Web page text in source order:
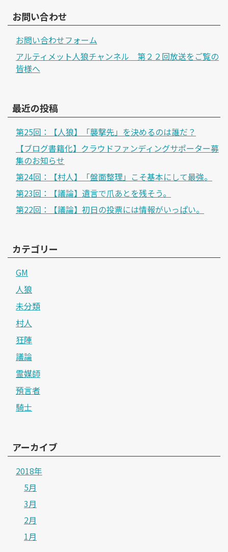
お問い合わせ
お問い合わせフォーム
アルティメット人狼チャンネル 第２２回放送をご覧の
皆様へ
最近の投稿
第25回：【人狼】「襲撃先」を決めるのは誰だ？
【ブログ書籍化】クラウドファンディングサポーター募
集のお知らせ
第24回：【村人】「盤面整理」こそ基本にして最強。
第23回：【議論】遺言で爪あとを残そう。
第22回：【議論】初日の投票には情報がいっぱい。
カテゴリー
GM
人狼
未分類
村人
狂陣
議論
霊媒師
預言者
騎士
アーカイブ
2018年
5月
3月
2月
1月